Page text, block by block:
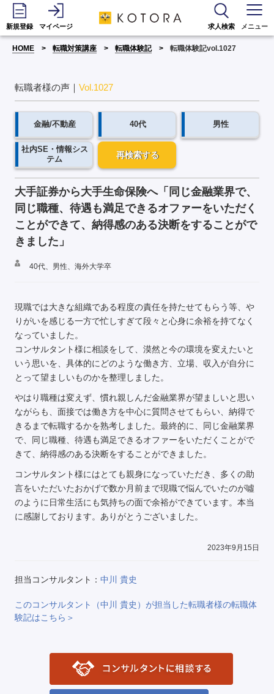
新規登録 マイページ 求人検索 メニュー
HOME 転職対策講座 転職体験記 転職体験記vol.1027
転職者様の声｜ Vol.1027
金融/不動産 40代 男性
社内SE・情報シス
テム
再検索する
大手証券から大手生命保険へ「同じ金融業界で、
同じ職種、待遇も満足できるオファーをいただく
ことができて、納得感のある決断をすることがで
きました」
40代、男性、海外大学卒
現職では大きな組織である程度の責任を持たせてもらう等、や
りがいを感じる一方で忙しすぎて段々と心身に余裕を持てなく
なっていました。
コンサルタント様に相談をして、漠然と今の環境を変えたいと
いう思いを、具体的にどのような働き方、立場、収入が自分に
とって望ましいものかを整理しました。
やはり職種は変えず、慣れ親しんだ金融業界が望ましいと思い
ながらも、面接では働き方を中心に質問させてもらい、納得で
きるまで転職するかを熟考しました。最終的に、同じ金融業界
で、同じ職種、待遇も満足できるオファーをいただくことがで
きて、納得感のある決断をすることができました。
コンサルタント様にはとても親身になっていただき、多くの助
言をいただいたおかげで数か月前まで現職で悩んでいたのが噓
のように日常生活にも気持ちの面で余裕ができています。本当
に感謝しております。ありがとうございました。
2023年9月15日
担当コンサルタント： 中川 貴史
このコンサルタント（中川 貴史）が担当した転職者様の転職体
験記はこちら＞